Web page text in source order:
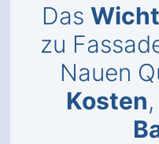
Das
zu
Nauen
Kosten,